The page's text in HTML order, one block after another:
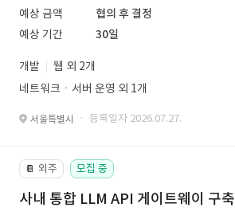
예상 금액
협의 후 결정
예상 기간
30일
개발
웹 외 2개
네트워크ㆍ서버 운영 외 1개
서울특별시 · 등록일자 2026.07.27.
📔 외주 모집 중
사내 통합 LLM API 게이트웨이 구축